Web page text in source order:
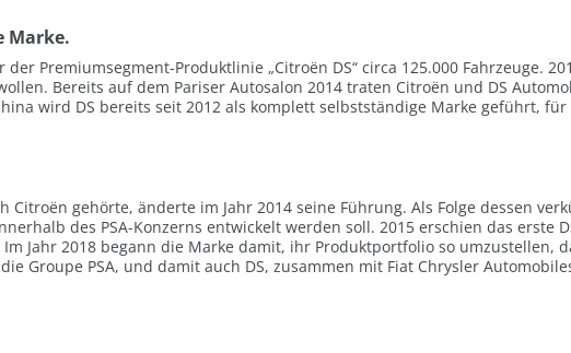
Marke.
Premiumsegment-Produktlinie „Citroën DS“ circa 125.000 Fahrzeuge.
Bereits auf dem Pariser Autosalon 2014 traten Citroën und DS
wird DS bereits seit 2012 als komplett selbstständige Marke geführt,
gehörte, änderte im Jahr 2014 seine Führung. Als Folge dessen
des PSA-Konzerns entwickelt werden soll. 2015 erschien das erste
Jahr 2018 begann die Marke damit, ihr Produktportfolio so umzustellen,
Groupe PSA, und damit auch DS, zusammen mit Fiat Chrysler